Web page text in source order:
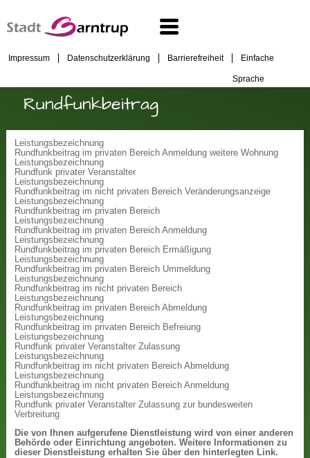
Impressum Datenschutzerklärung Barrierefreiheit Einfache
Sprache
Rundfunkbeitrag
Leistungsbezeichnung
Rundfunkbeitrag im privaten Bereich Anmeldung weitere Wohnung
Leistungsbezeichnung
Rundfunk privater Veranstalter
Leistungsbezeichnung
Rundfunkbeitrag im nicht privaten Bereich Veränderungsanzeige
Leistungsbezeichnung
Rundfunkbeitrag im privaten Bereich
Leistungsbezeichnung
Rundfunkbeitrag im privaten Bereich Anmeldung
Leistungsbezeichnung
Rundfunkbeitrag im privaten Bereich Ermäßigung
Leistungsbezeichnung
Rundfunkbeitrag im privaten Bereich Ummeldung
Leistungsbezeichnung
Rundfunkbeitrag im nicht privaten Bereich
Leistungsbezeichnung
Rundfunkbeitrag im privaten Bereich Abmeldung
Leistungsbezeichnung
Rundfunkbeitrag im privaten Bereich Befreiung
Leistungsbezeichnung
Rundfunk privater Veranstalter Zulassung
Leistungsbezeichnung
Rundfunkbeitrag im nicht privaten Bereich Abmeldung
Leistungsbezeichnung
Rundfunkbeitrag im nicht privaten Bereich Anmeldung
Leistungsbezeichnung
Rundfunk privater Veranstalter Zulassung zur bundesweiten
Verbreitung
Die von Ihnen aufgerufene Dienstleistung wird von einer anderen
Behörde oder Einrichtung angeboten. Weitere Informationen zu
dieser Dienstleistung erhalten Sie über den hinterlegten Link.